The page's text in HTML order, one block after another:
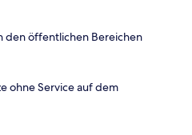
den öffentlichen Bereichen
ohne Service auf dem